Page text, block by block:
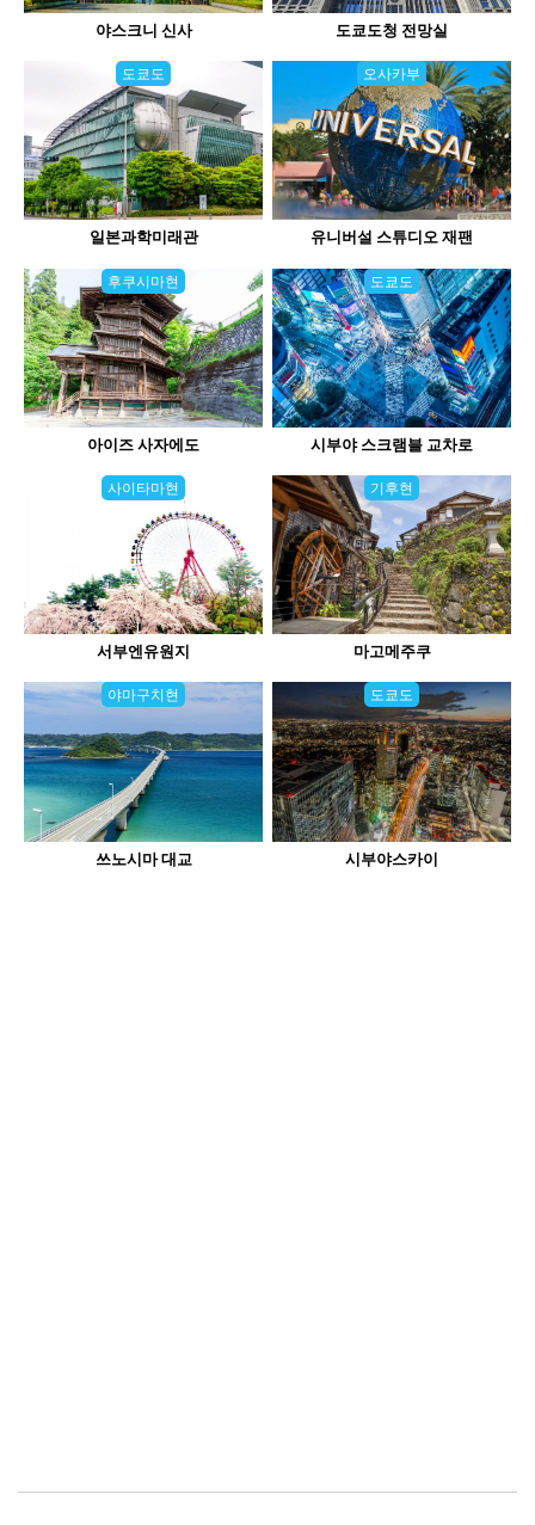
야스크니 신사 도쿄도청 전망실
도쿄도
일본과학미래관
오사카부
유니버설 스튜디오 재팬
후쿠시마현
아이즈 사자에도
도쿄도
시부야 스크램블 교차로
사이타마현
서부엔유원지
기후현
마고메주쿠
야마구치현
쓰노시마 대교
도쿄도
시부야스카이